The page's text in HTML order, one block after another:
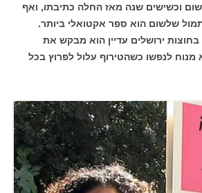
וכשישים שנה מאז החלה כתיבתו, ואף
שלשום הוא ספר אקטואלי ביותר.
בחוצות ירושלים עדיין הוא מבקש את
מנוח לנפשו כשהטירוף עלול לפרוץ בכל